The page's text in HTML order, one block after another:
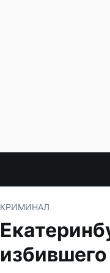
КРИМИНАЛ